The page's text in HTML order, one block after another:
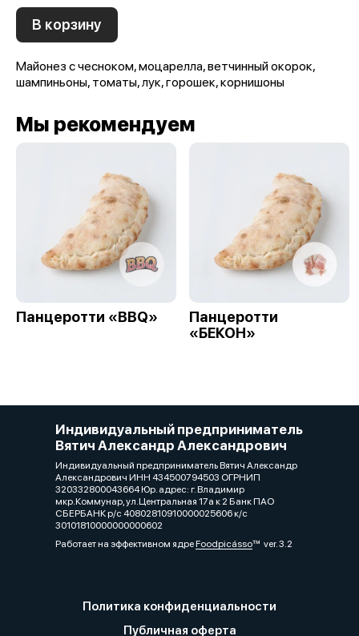
В корзину
Майонез с чесноком, моцарелла, ветчинный окорок,
шампиньоны, томаты, лук, горошек, корнишоны
Мы рекомендуем
Панцеротти «BBQ»
Панцеротти
«БЕКОН»
Индивидуальный предприниматель
Вятич Александр Александрович
Индивидуальный предприниматель Вятич Александр
Александрович ИНН 434500794503 ОГРНИП
320332800043664 Юр. адрес: г. Владимир
мкр.Коммунар, ул.Центральная 17а к 2 Банк ПАО
СБЕРБАНК р/с 40802810910000025606 к/с
30101810000000000602
Работает на эффективном ядреFoodpicássover. 3.2
Политика конфиденциальности
Публичная оферта